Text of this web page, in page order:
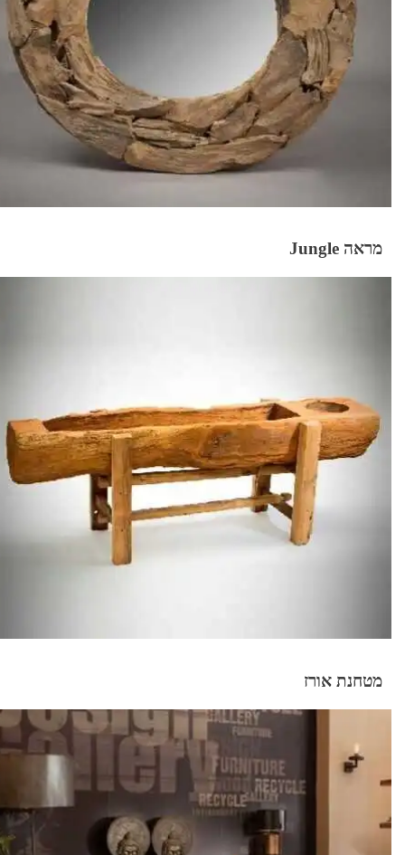
מראה Jungle
מטחנת אורז